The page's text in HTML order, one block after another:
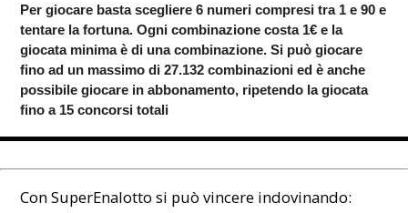
Per giocare basta scegliere 6 numeri compresi tra 1 e 90 e
tentare la fortuna.Ogni combinazione costa 1€ e la
giocata minima è di una combinazione.Si può giocare
fino ad un massimo di 27.132 combinazioni ed è anche
possibile giocare in abbonamento, ripetendo la giocata
fino a 15 concorsi totali
Con SuperEnalotto si può vincere indovinando: